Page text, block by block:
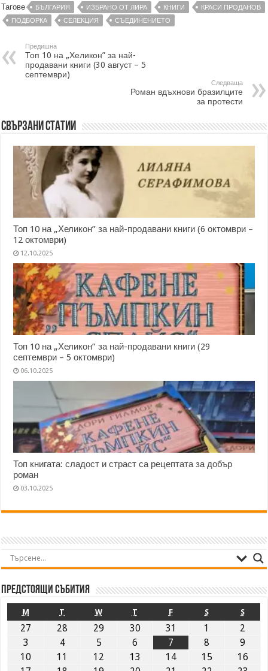
Тагове БЪЛГАРИЯ ИЗБРАНО ОТ ЛИРА КНИГИ
КРАСИ ПРОДАНОВ
ПОДБОРКА
СЕЛЕКЦИЯ СЪЕДИНЕНИЕТО
Предишна
Топ 10 на „Хеликон” за най-
продавани книги (30 август – 5
септември)
Следваща
Роман вдъхнови бразилците
за протести
Свързани статии
Топ 10 на „Хеликон” за най-продавани книги (6 октомври –
12 октомври)
12.10.2025
Топ 10 на „Хеликон” за най-продавани книги (29
септември – 5 октомври)
06.10.2025
Топ книгата: сладост и страст са рецептата за добър
роман
03.10.2025
Предстоящи събития
M T W T F S S
27 28 29 30 31 1
2
3
4 5 6 7 8
9
10
11 12 13 14 15
16